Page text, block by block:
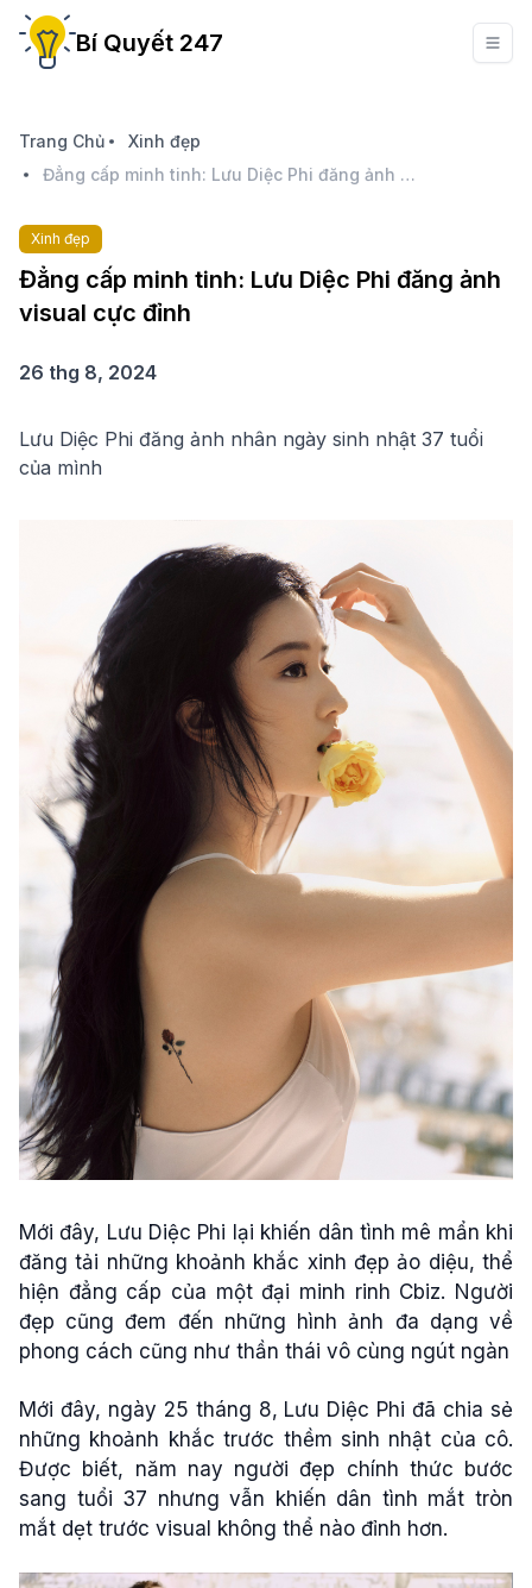
Bí Quyết 247
Trang Chủ
Xinh đẹp
Đẳng cấp minh tinh: Lưu Diệc Phi đăng ảnh visual cực đỉnh
Xinh đẹp
Đẳng cấp minh tinh: Lưu Diệc Phi đăng ảnh
visual cực đỉnh
26 thg 8, 2024
Lưu Diệc Phi đăng ảnh nhân ngày sinh nhật 37 tuổi
của mình
Mới đây, Lưu Diệc Phi lại khiến dân tình mê mẩn khi
đăng tải những khoảnh khắc xinh đẹp ảo diệu, thể
hiện đẳng cấp của một đại minh rinh Cbiz. Người
đẹp cũng đem đến những hình ảnh đa dạng về
phong cách cũng như thần thái vô cùng ngút ngàn
Mới đây, ngày 25 tháng 8, Lưu Diệc Phi đã chia sẻ
những khoảnh khắc trước thềm sinh nhật của cô.
Được biết, năm nay người đẹp chính thức bước
sang tuổi 37 nhưng vẫn khiến dân tình mắt tròn
mắt dẹt trước visual không thể nào đỉnh hơn.